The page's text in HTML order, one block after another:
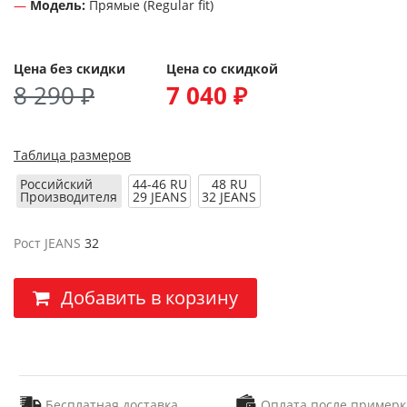
Модель: Прямые (Regular fit)
Цена без скидки
8 290 ₽
Цена со скидкой
7 040 ₽
Таблица размеров
Российский
Производителя
44-46 RU
29 JEANS
48 RU
32 JEANS
Рост JEANS 32
Добавить в корзину